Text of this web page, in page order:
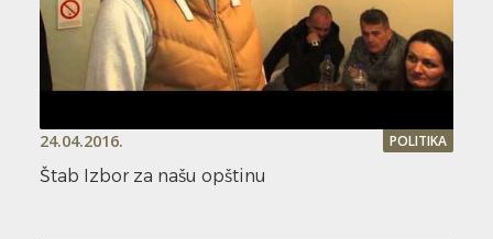
24.04.2016. POLITIKA
Štab Izbor za našu opštinu